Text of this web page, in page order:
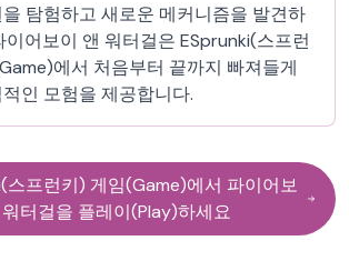
탐험하고 새로운 메커니즘을 발견하
이어보이 앤 워터걸은 ESprunki(스프런
에서 처음부터 끝까지 빠져들게
인 모험을 제공합니다.
스프런키) 게임(Game)에서 파이어보
터걸을 플레이(Play)하세요